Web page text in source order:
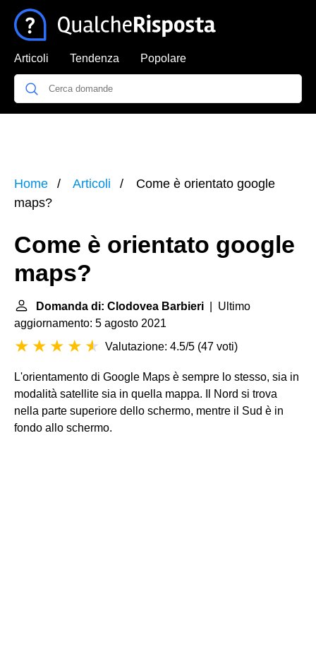
Articoli Tendenza Popolare
Home Articoli
Come è orientato google
maps?
Come è orientato google
maps?
Domanda di: Clodovea Barbieri | Ultimo
aggiornamento: 5 agosto 2021
Valutazione: 4.5/5 (47 voti)
L'orientamento di Google Maps è sempre lo stesso, sia in
modalità satellite sia in quella mappa. Il Nord si trova
nella parte superiore dello schermo, mentre il Sud è in
fondo allo schermo.